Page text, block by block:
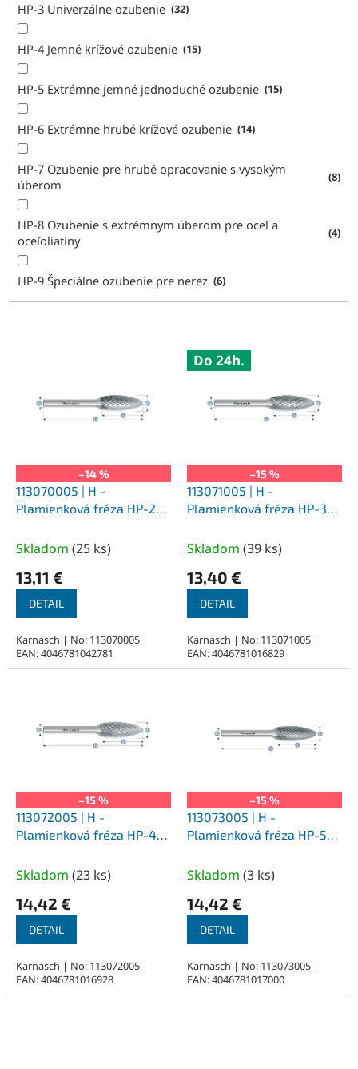
HP-3 Univerzálne ozubenie 32
HP-4 Jemné krížové ozubenie 15
HP-5 Extrémne jemné jednoduché ozubenie 15
HP-6 Extrémne hrubé krížové ozubenie 14
HP-7 Ozubenie pre hrubé opracovanie s vysokým
úberom
8
HP-8 Ozubenie s extrémnym úberom pre oceľ a
oceľoliatiny
4
HP-9 Špeciálne ozubenie pre nerez 6
–14 %
113070005 | H -
Plamienková fréza HP-2
nepovlakované
Skladom (25 ks)
13,11 €
DETAIL
Karnasch | No: 113070005 |
EAN: 4046781042781
Do 24h.
–15 %
113071005 | H -
Plamienková fréza HP-3
nepovlakované
Skladom (39 ks)
13,40 €
DETAIL
Karnasch | No: 113071005 |
EAN: 4046781016829
–15 %
113072005 | H -
Plamienková fréza HP-4
nepovlakované
Skladom (23 ks)
14,42 €
DETAIL
Karnasch | No: 113072005 |
EAN: 4046781016928
–15 %
113073005 | H -
Plamienková fréza HP-5
nepovlakované
Skladom (3 ks)
14,42 €
DETAIL
Karnasch | No: 113073005 |
EAN: 4046781017000